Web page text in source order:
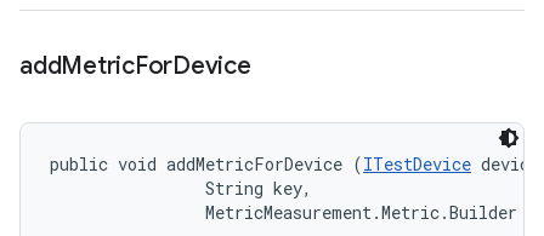
addMetricForDevice
public void addMetricForDevice (ITestDevice
                String key,
MetricMeasurement.Metric.Builder